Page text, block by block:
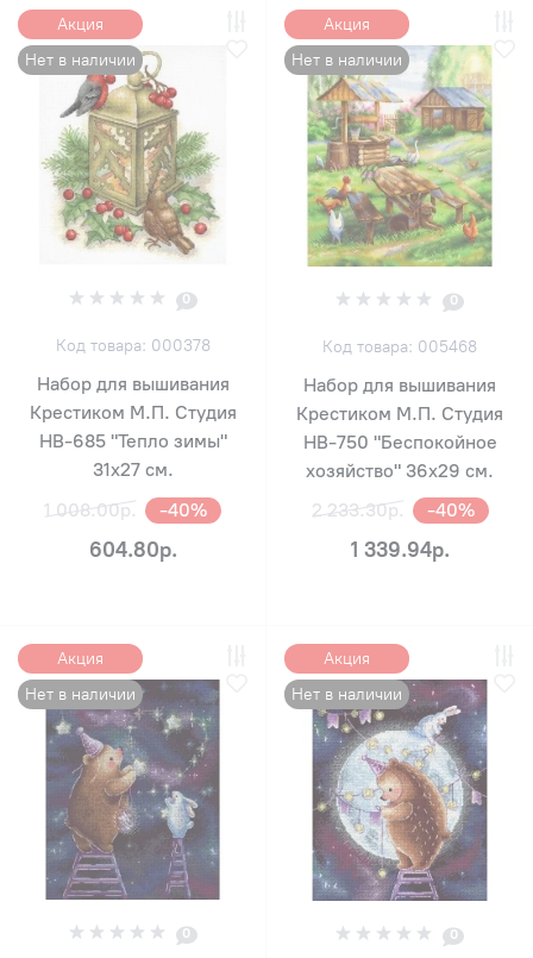
Акция
Нет в наличии
0
Код товара: 000378
Набор для вышивания
Крестиком М.П. Студия
НВ-685 "Тепло зимы"
31х27 см.
1 008.00р.
-40%
604.80р.
Акция
Нет в наличии
0
Код товара: 005468
Набор для вышивания
Крестиком М.П. Студия
НВ-750 "Беспокойное
хозяйство" 36х29 см.
2 233.30р.
-40%
1 339.94р.
Акция
Нет в наличии
0
Акция
Нет в наличии
0